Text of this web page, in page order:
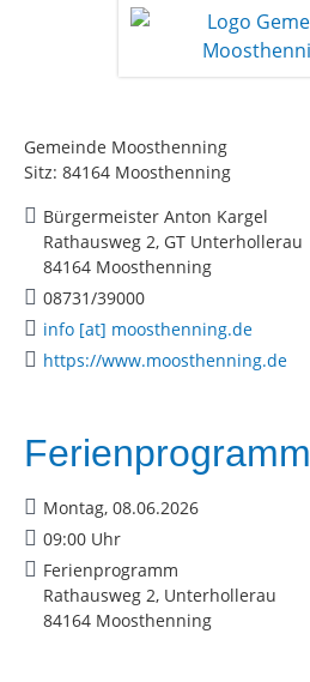
Gemeinde Moosthenning
Sitz: 84164 Moosthenning
Bürgermeister Anton Kargel
Rathausweg 2, GT Unterhollerau
84164 Moosthenning
08731/39000
info [at] moosthenning.de
https://www.moosthenning.de
Ferienprogramm
Montag, 08.06.2026
09:00 Uhr
Ferienprogramm
Rathausweg 2, Unterhollerau
84164 Moosthenning